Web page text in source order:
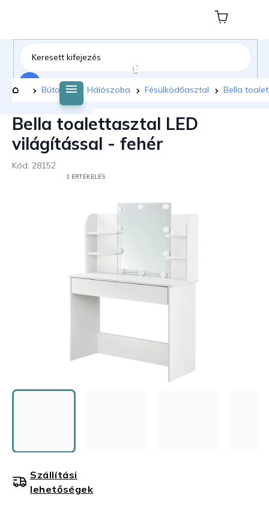
tartalomhoz
Kosár
Kezdőlap
Bútorok Hálószoba Fésülködőasztal Bella
Bella toalettasztal LED
világítással - fehér
Kód: 28152
1 ÉRTÉKELÉS
Szállítási
lehetőségek